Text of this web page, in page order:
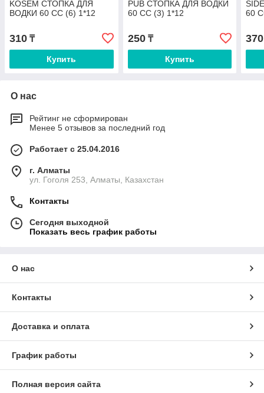
KOSEM СТОПКА ДЛЯ
ВОДКИ 60 СС (6) 1*12
310 ₸
Купить
PUB СТОПКА ДЛЯ ВОДКИ
60 СС (3) 1*12
250₸
Купить
60
370
О нас
Рейтинг не сформирован
Менее 5 отзывов за последний год
Работает с 25.04.2016
г. Алматы
ул. Гоголя 253, Алматы, Казахстан
Контакты
Сегодня выходной
Показать весь график работы
О нас
Контакты
Доставка и оплата
График работы
Полная версия сайта